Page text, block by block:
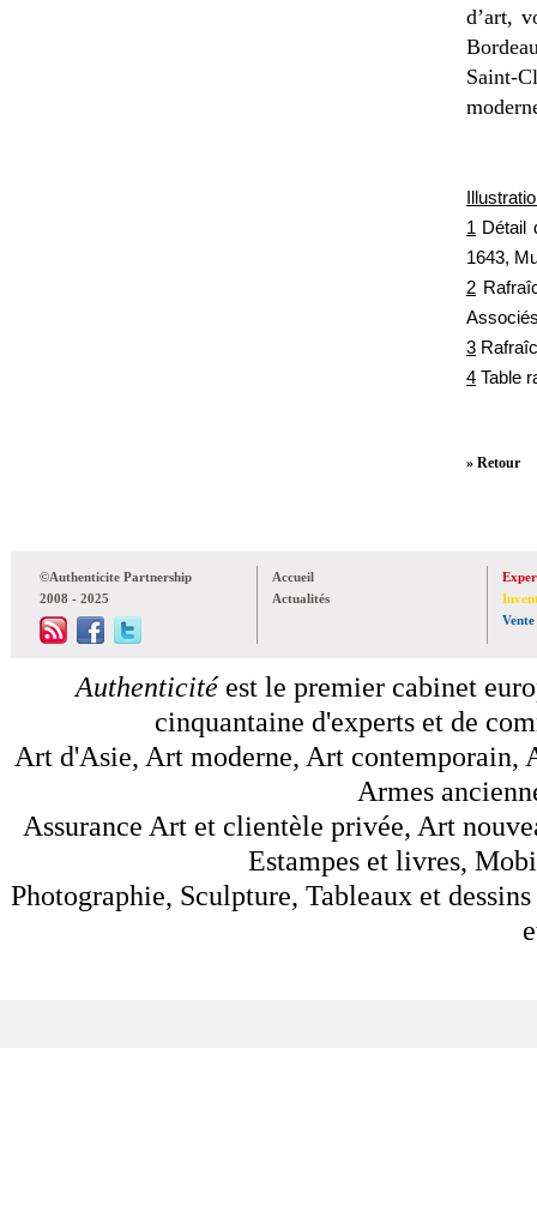
d’art,
Saint-
1 Détail
1643,
2
3
4 Table
» Retour
©Authenticite Partnership
2008 - 2025
Accueil
Actualités
Vente
Authenticitéest le premier cabinet
cinquantaine d'experts et de
Art d'Asie, Art moderne, Art contemporain,
Armes
Assurance Art et clientèle privée, Art
Estampes et livres,
Photographie, Sculpture, Tableaux et